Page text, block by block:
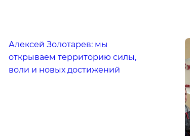
Алексей Золотарев: мы
открываем территорию силы,
воли и новых достижений